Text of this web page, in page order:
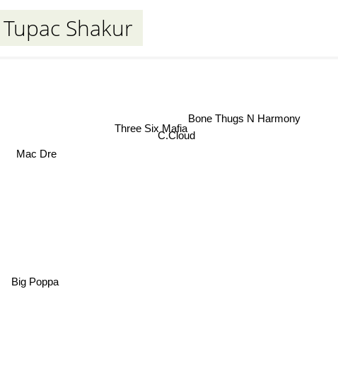
Tupac Shakur
Big Poppa
Bone Thugs N Harmony
C.Cloud
Three Six Mafia
Mac Dre